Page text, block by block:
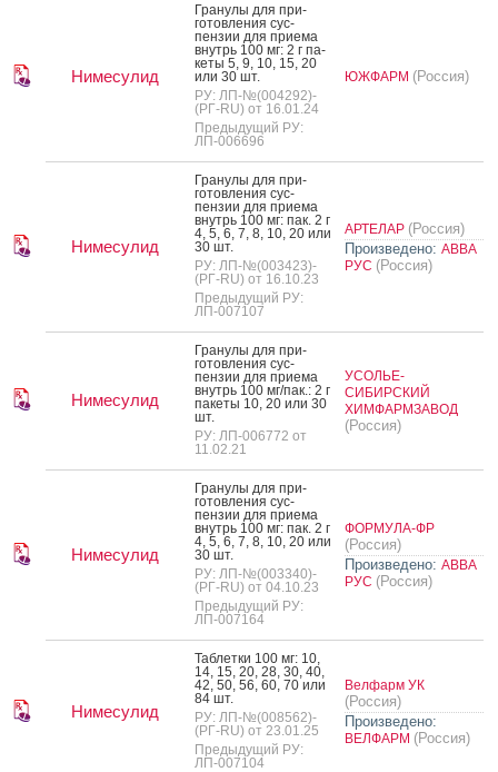
Нимесулид
Гра­нулы для при­
готов­ле­ния сус­
пензии для при­ема
внутрь 100 мг: 2 г па­
кеты 5, 9, 10, 15, 20
или 30 шт.
РУ: ЛП-№(004292)-
(РГ-RU) от 16.01.24
Предыдущий РУ:
ЛП-006696
ЮЖФАРМ (Россия)
Нимесулид
Гра­нулы для при­
готов­ле­ния сус­
пензии для при­ема
внутрь 100 мг: пак. 2 г
4, 5, 6, 7, 8, 10, 20 или
30 шт.
РУ: ЛП-№(003423)-
(РГ-RU) от 16.10.23
Предыдущий РУ:
ЛП-007107
АРТЕЛАР (Россия)
Произведено: АВВА
РУС (Россия)
Нимесулид
Гра­нулы для при­
готов­ле­ния сус­
пензии для при­ема
внутрь 100 мг/пак.: 2 г
па­кеты 10, 20 или 30
шт.
РУ: ЛП-006772 от
11.02.21
УСОЛЬЕ-
СИБИРСКИЙ
ХИМФАРМЗАВОД
(Россия)
Нимесулид
Гра­нулы для при­
готов­ле­ния сус­
пензии для при­ема
внутрь 100 мг: пак. 2 г
4, 5, 6, 7, 8, 10, 20 или
30 шт.
РУ: ЛП-№(003340)-
(РГ-RU) от 04.10.23
Предыдущий РУ:
ЛП-007164
ФОРМУЛА-ФР
(Россия)
Произведено: АВВА
РУС (Россия)
Нимесулид
Таб­летки 100 мг: 10,
14, 15, 20, 28, 30, 40,
42, 50, 56, 60, 70 или
84 шт.
РУ: ЛП-№(008562)-
(РГ-RU) от 23.01.25
Предыдущий РУ:
ЛП-007104
Велфарм УК
(Россия)
Произведено:
ВЕЛФАРМ (Россия)